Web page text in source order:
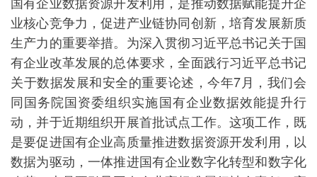
业核心竞争力，促进产业链协同创新，培育发展新质
生产力的重要举措。为深入贯彻习近平总书记关于国
有企业改革发展的总体要求，全面践行习近平总书记
关于数据发展和安全的重要论述，今年7月，我们会
同国务院国资委组织实施国有企业数据效能提升行
动，并于近期组织开展首批试点工作。这项工作，既
是要促进国有企业高质量推进数据资源开发利用，以
数据为驱动，一体推进国有企业数字化转型和数字化